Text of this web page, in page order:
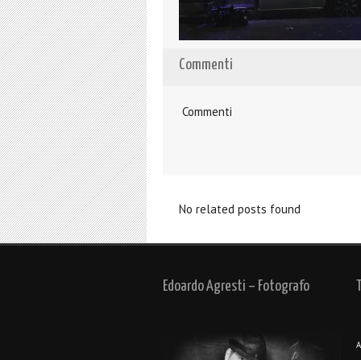
Commenti
Commenti
No related posts found
Edoardo Agresti – Fotografo